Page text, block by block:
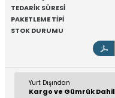
TEDARİK SÜRESİ
PAKETLEME TİPİ
STOK DURUMU
Yurt Dışından
Kargo ve Gümrük Dahil